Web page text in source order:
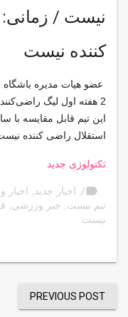
نیست / زمانی:
کننده نیست
عضو هیات مدیره باشگاه
2 هفته اول لیگ راضی‌کننده نبوده است.
این تیم قابل مقایسه با
استقلال راضی‌ کننده
تکنولوژی جدید
label
/ اخبار جدید
تیم نیست
خبر ورزشی
نیست
PREVIOUS POST